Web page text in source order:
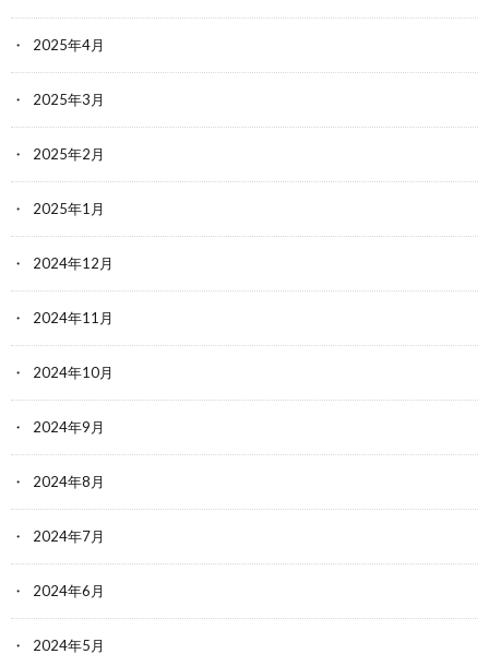
2025年4月
2025年3月
2025年2月
2025年1月
2024年12月
2024年11月
2024年10月
2024年9月
2024年8月
2024年7月
2024年6月
2024年5月